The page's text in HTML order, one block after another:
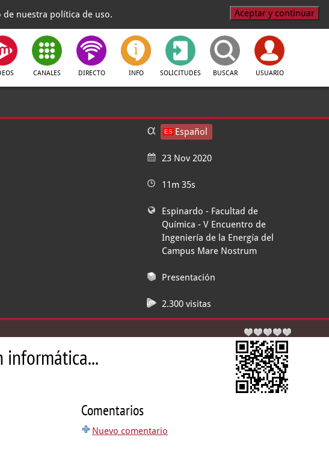
de nuestra política de uso. Aceptar y continuar
CANALES DIRECTO INFO SOLICITUDES BUSCAR USUARIO
Español
23 Nov 2020
11m 35s
Espinardo - Facultad de
Química - V Encuentro de
Ingeniería de la Energía del
Campus Mare Nostrum
Presentación
2.300 visitas
informática...
Comentarios
Nuevo comentario